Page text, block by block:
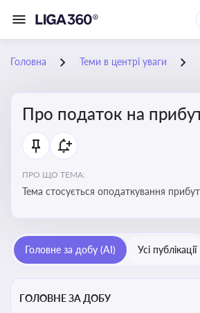
Головна Теми в центрі уваги
Про податок на
ПРО ЩО ТЕМА:
Тема стосується оподаткування
звітність для бізнесу, бухгалтерів і
Головне за добу (AI) Усі публікації
ГОЛОВНЕ ЗА ДОБУ